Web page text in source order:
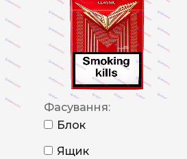
Фасування:
Блок
Ящик